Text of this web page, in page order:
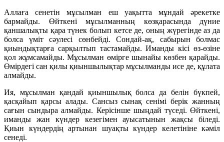
Аллаға сенетін мұсылман еш уақытта мұндай әрекетке
бармайды. Өйткені мұсылманның көзқарасында дүние
қаншалықты қара түнек болып кетсе де, оның жүрегінде аз да
болса үміт сәулесі сөнбейді. Сондай-ақ, сабырын болмас
қиындықтарға сарқылтып тастамайды. Иманды кісі өз-өзіне
қол жұмсамайды. Мұсылман өмірге шынайы көзбен қарайды.
Өмірдегі сан қилы қиыншылықтар мұсылманды исе де, құлата
алмайды.
Ия, мұсылман қандай қиыншылық болса да белін бүкпей,
қасқайып қарсы алады. Сансыз сынақ сенімі берік жанның
сағын сындыра алмайды. Керісінше шыңдай түседі. Өйткені,
иманды жан күндер кезегімен ауысатынын жақсы біледі.
Қиын күндердің артынан шуақты күндер келетініне кәміл
сенеді.